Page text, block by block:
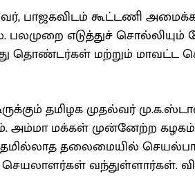
பாஜகவிடம் கூட்டணி
பலமுறை எடுத்துச் சொல்லியும்
தொண்டர்கள் மற்றும்
தமிழக முதல்வர்
அம்மா மக்கள் முன்னேற்ற கழகம்
தலைமையில்
செயலாளர்கள் வந்துள்ளார்கள்.